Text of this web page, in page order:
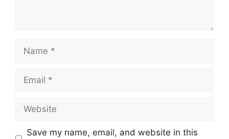
Save my name, email, and website in this